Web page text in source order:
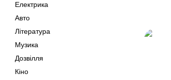
Електрика
Авто
Література
Музика
Дозвілля
Кіно